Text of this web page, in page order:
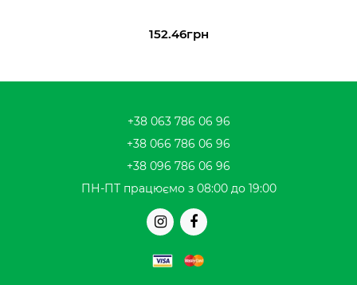
152.46грн
+38 063 786 06 96
+38 066 786 06 96
+38 096 786 06 96
ПН-ПТ працюємо з 08:00 до 19:00